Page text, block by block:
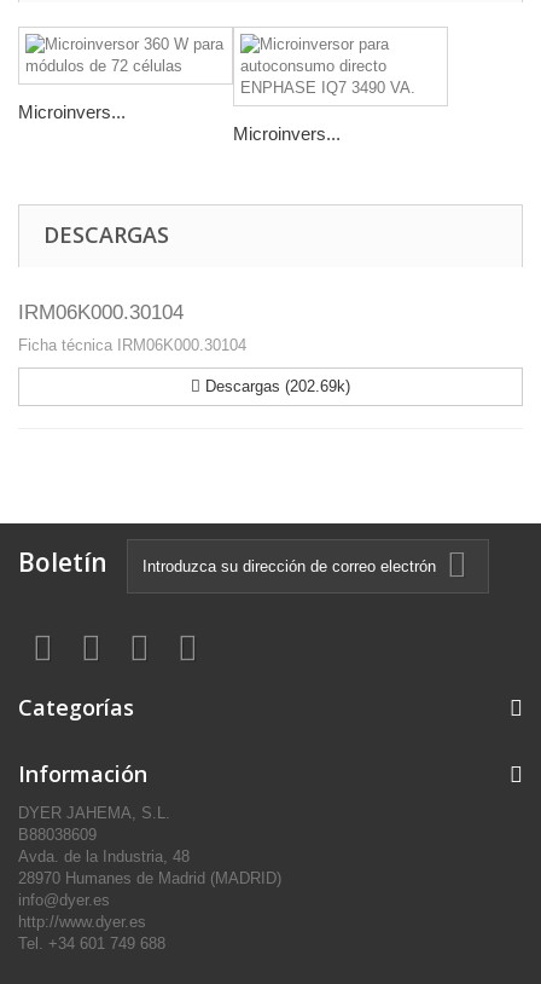
Microinvers...
Microinvers...
DESCARGAS
IRM06K000.30104
Ficha técnica IRM06K000.30104
Descargas (202.69k)
Boletín
Categorías
Información
DYER JAHEMA, S.L.
B88038609
Avda. de la Industria, 48
28970 Humanes de Madrid (MADRID)
info@dyer.es
http://www.dyer.es
Tel. +34 601 749 688